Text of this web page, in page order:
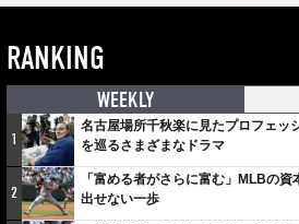
RANKING
WEEKLY
1
名古屋場所千秋楽に見たプロフェッ
を巡るさまざまなドラマ
2
「富める者がさらに富む」MLBの
出せない一歩